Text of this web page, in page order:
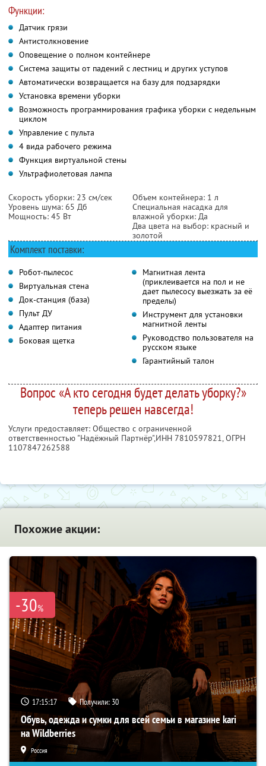
Функции:
Датчик грязи
Антистолкновение
Оповещение о полном контейнере
Система защиты от падений с лестниц и других уступов
Автоматически возвращается на базу для подзарядки
Установка времени уборки
Возможность программирования графика уборки с недельным
циклом
Управление с пульта
4 вида рабочего режима
Функция виртуальной стены
Ультрафиолетовая лампа
Скорость уборки: 23 см/сек
Уровень шума: 65 Дб
Мощность: 45 Вт
Объем контейнера: 1 л
Специальная насадка для
влажной уборки: Да
Два цвета на выбор: красный и
золотой
Комплект поставки:
Робот-пылесос
Виртуальная стена
Док-станция (база)
Пульт ДУ
Адаптер питания
Боковая щетка
Магнитная лента
(приклеивается на пол и не
дает пылесосу выезжать за её
пределы)
Инструмент для установки
магнитной ленты
Руководство пользователя на
русском языке
Гарантийный талон
Вопрос «А кто сегодня будет делать уборку?»
теперь решен навсегда!
Услуги предоставляет: Общество с ограниченной
ответственностью "Надёжный Партнёр",ИНН 7810597821, ОГРН
1107847262588
Похожие акции:
-30%
17:15:15 Получили: 30
Обувь, одежда и сумки для всей семьи в магазине kari
на Wildberries
Россия